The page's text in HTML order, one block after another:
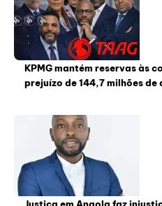
KPMG mantém reservas às
prejuízo de 144,7 milhões de
Justiça em Angola faz